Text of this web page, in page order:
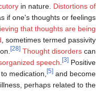
bizarreorpersecutoryin
such as feeling as if one's
own, tobelieving that
into one's mind, sometimes
are also common.
Thought
blocking, anddisorganized
respond well to medication,
course of the illness,